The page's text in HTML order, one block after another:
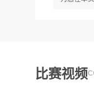
比赛视频